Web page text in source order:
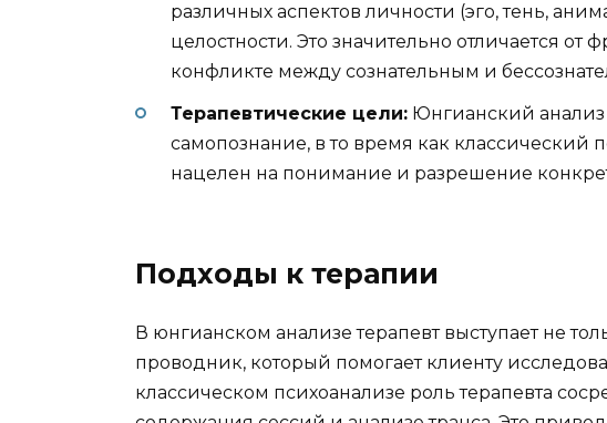
различных аспектов личности (эго, тень,
целостности. Это значительно отличается от
конфликте между сознательным и
Терапевтические цели: Юнгианский
самопознание, в то время как классический
нацелен на понимание и разрешение
Подходы к терапии
В юнгианском анализе терапевт выступает не
проводник, который помогает клиенту
классическом психоанализе роль терапевта